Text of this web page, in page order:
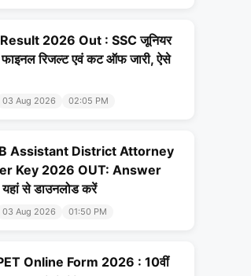
2026 Out : SSC जूनियर
फाइनल रिजल्ट एवं कट ऑफ जारी, ऐसे
03 Aug 2026 02:05 PM
Assistant District Attorney
Key 2026 OUT: Answer
से डाउनलोड करें
03 Aug 2026 01:50 PM
Online Form 2026 : 10वीं